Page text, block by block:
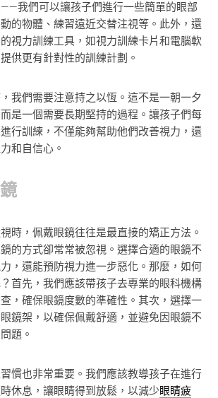
我們可以讓孩子們進行一些簡單的眼部
的物體、練習遠近交替注視等。此外，還
視力訓練工具，如視力訓練卡片和電腦軟
供更有針對性的訓練計劃。
我們需要注意持之以恆。這不是一朝一夕
是一個需要長期堅持的過程。讓孩子們每
行訓練，不僅能夠幫助他們改善視力，還
和自信心。
時，佩戴眼鏡往往是最直接的矯正方法。
的方式卻常常被忽視。選擇合適的眼鏡不
，還能預防視力進一步惡化。那麼，如何
首先，我們應該帶孩子去專業的眼科機構
，確保眼鏡度數的準確性。其次，選擇一
鏡架，以確保佩戴舒適，並避免因眼鏡不
題。
慣也非常重要。我們應該教導孩子在進行
休息，讓眼睛得到放鬆，以減少眼睛疲